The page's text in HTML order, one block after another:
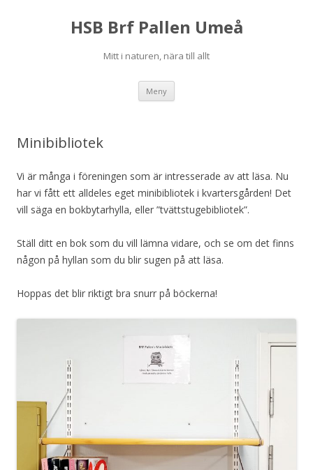
HSB Brf Pallen Umeå
Mitt i naturen, nära till allt
Meny
Minibibliotek
Vi är många i föreningen som är intresserade av att läsa. Nu
har vi fått ett alldeles eget minibibliotek i kvartersgården! Det
vill säga en bokbytarhylla, eller ”tvättstugebibliotek”.
Ställ ditt en bok som du vill lämna vidare, och se om det finns
någon på hyllan som du blir sugen på att läsa.
Hoppas det blir riktigt bra snurr på böckerna!